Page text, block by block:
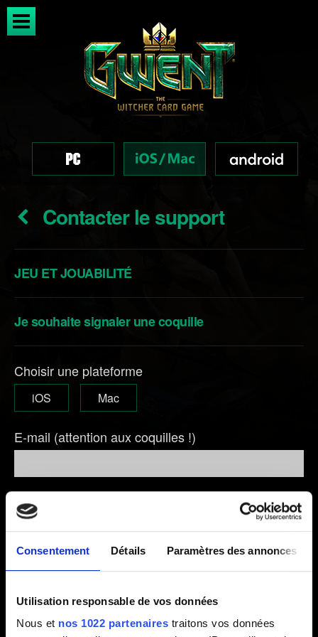
Consentement Détails Paramètres des annonces
Utilisation responsable de vos données
Nous et nos 1022 partenaires traitons vos données
Contacter le support
JEU ET JOUABILITÉ
Je souhaite signaler une coquille
Choisir une plateforme
iOS Mac
E-mail (attention aux coquilles !)
Courte description du problème
Ajouter un fichier